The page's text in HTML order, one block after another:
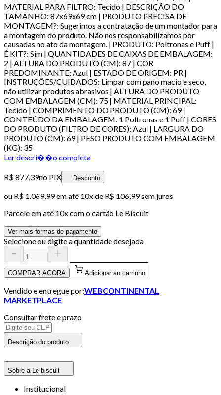
MATERIAL PARA FILTRO: Tecido | DESCRIÇÃO DO
TAMANHO: 87x69x69 cm | PRODUTO PRECISA DE
MONTAGEM?: Sugerimos a contratação de um montador para
a montagem do produto. Não nos responsabilizamos por
causadas no ato da montagem. | PRODUTO: Poltronas e Puff |
É KIT?: Sim | QUANTIDADES DE CAIXAS DE EMBALAGEM:
2 | ALTURA DO PRODUTO (CM): 87 | COR
PREDOMINANTE: Azul | ESTADO DE ORIGEM: PR |
INSTRUÇÕES/CUIDADOS: Limpar com pano macio e seco,
não utilizar produtos abrasivos | ALTURA DO PRODUTO
COM EMBALAGEM (CM): 75 | MATERIAL PRINCIPAL:
Tecido | COMPRIMENTO DO PRODUTO (CM): 69 |
CONTEÚDO DA EMBALAGEM: 1 Poltronas e 1 Puff | CORES
DO PRODUTO (FILTRO DE CORES): Azul | LARGURA DO
PRODUTO (CM): 69 | PESO PRODUTO COM EMBALAGEM
(KG): 35
Ler descri��o completa
R$ 877,39no PIX Desconto
ou R$ 1.069,99em até 10x de R$ 106,99 sem juros
Parcele em até 10x com o cartão Le Biscuit
Ver mais formas de pagamento
Selecione ou digite a quantidade desejada
COMPRAR AGORA Adicionar ao carrinho
Vendido e entregue por:WEBCONTINENTAL
MARKETPLACE
Consultar frete e prazo
Descrição do produto
Sobre a Le biscuit
Institucional